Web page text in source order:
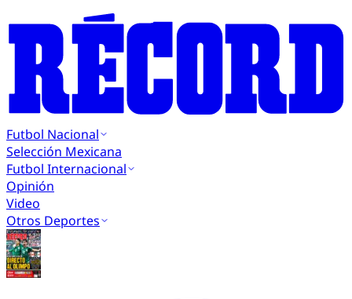
Futbol Nacional
Selección Mexicana
Futbol Internacional
Opinión
Video
Otros Deportes